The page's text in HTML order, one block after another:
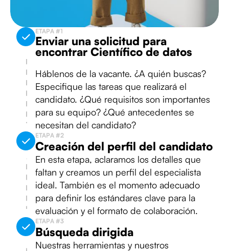
ETAPA #1
Enviar una solicitud para
encontrar Científico de datos
Háblenos de la vacante. ¿A quién buscas?
Especifique las tareas que realizará el
candidato. ¿Qué requisitos son importantes
para su equipo? ¿Qué antecedentes se
necesitan del candidato?
ETAPA #2
Creación del perfil del candidato
En esta etapa, aclaramos los detalles que
faltan y creamos un perfil del especialista
ideal. También es el momento adecuado
para definir los estándares clave para la
evaluación y el formato de colaboración.
ETAPA #3
Búsqueda dirigida
Nuestras herramientas y nuestros